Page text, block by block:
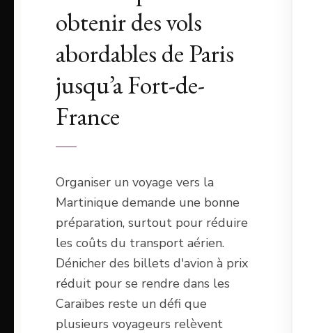
obtenir des vols
abordables de Paris
jusqu’a Fort-de-
France
Organiser un voyage vers la
Martinique demande une bonne
préparation, surtout pour réduire
les coûts du transport aérien.
Dénicher des billets d'avion à prix
réduit pour se rendre dans les
Caraïbes reste un défi que
plusieurs voyageurs relèvent